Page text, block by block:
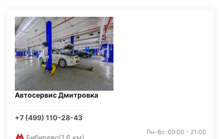
Автосервис Дмитровка
+7 (499) 110-28-43
Пн-Вс: 09:00 - 21:00